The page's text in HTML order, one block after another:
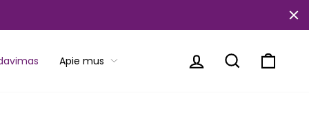
Apie mus Prisijungti Paieška